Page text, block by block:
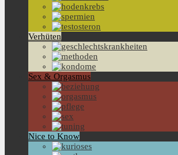
Verhüten
Sex & Orgasmus
Nice to Know